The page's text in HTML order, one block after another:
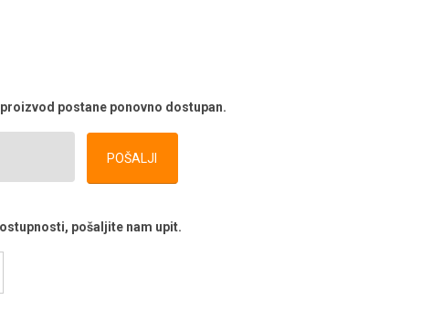
postane ponovno dostupan.
POŠALJI
pošaljite nam upit.